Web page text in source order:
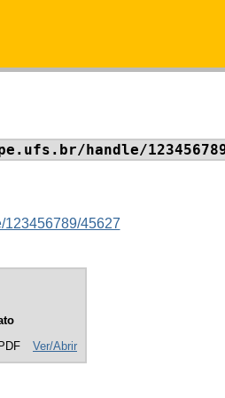
handle/
123456789/45627
Ver/Abrir